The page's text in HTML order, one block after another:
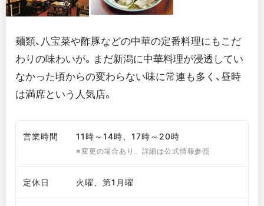
麺類、八宝菜や酢豚などの中華の定番料理にもこだ
わりの味わいが。まだ新潟に中華料理が浸透してい
なかった頃からの変わらない味に常連も多く、昼時
は満席という人気店。
営業時間 11時～14時、17時～20時
※変更の場合あり、詳細は公式情報参照
定休日 火曜、第1月曜